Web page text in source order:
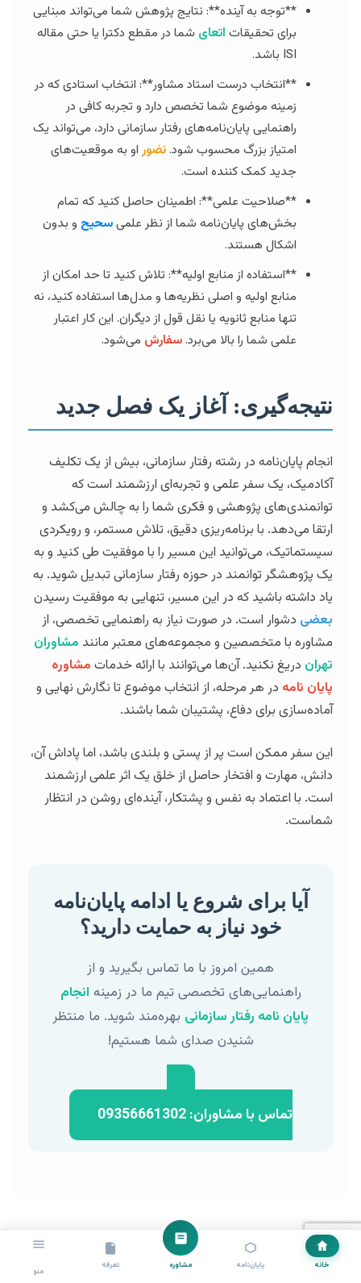
خانه پایان‌نامه مشاوره تعرفه
منو
**توجه به آینده**: نتایج پژوهش شما می‌تواند مبنایی
برای تحقیقات اتعای شما در مقطع دکترا یا حتی مقاله
ISI باشد.
**انتخاب درست استاد مشاور**: انتخاب استادی که در
زمینه موضوع شما تخصص دارد و تجربه کافی در
راهنمایی پایان‌نامه‌های رفتار سازمانی دارد، می‌تواند یک
امتیاز بزرگ محسوب شود.نضور او به موقعیت‌های
جدید کمک کننده است.
**صلاحیت علمی**: اطمینان حاصل کنید که تمام
بخش‌های پایان‌نامه شما از نظر علمیسحیح و بدون
اشکال هستند.
**استفاده از منابع اولیه**: تلاش کنید تا حد امکان از
منابع اولیه و اصلی نظریه‌ها و مدل‌ها استفاده کنید، نه
تنها منابع ثانویه یا نقل قول از دیگران. این کار اعتبار
علمی شما را بالا می‌برد.سفارش می‌شود.
نتیجه‌گیری: آغاز یک فصل جدید
انجام پایان‌نامه در رشته رفتار سازمانی، بیش از یک تکلیف
آکادمیک، یک سفر علمی و تجربه‌ای ارزشمند است که
توانمندی‌های پژوهشی و فکری شما را به چالش می‌کشد و
ارتقا می‌دهد. با برنامه‌ریزی دقیق، تلاش مستمر، و رویکردی
سیستماتیک، می‌توانید این مسیر را با موفقیت طی کنید و به
یک پژوهشگر توانمند در حوزه رفتار سازمانی تبدیل شوید. به
یاد داشته باشید که در این مسیر، تنهایی به موفقیت رسیدن
بعضی دشوار است. در صورت نیاز به راهنمایی تخصصی، از
مشاوره با متخصصین و مجموعه‌های معتبر مانند مشاوران
تهران دریغ نکنید. آن‌ها می‌توانند با ارائه خدماتمشاوره
پایان نامه در هر مرحله، از انتخاب موضوع تا نگارش نهایی و
آماده‌سازی برای دفاع، پشتیبان شما باشند.
این سفر ممکن است پر از پستی و بلندی باشد، اما پاداش آن،
دانش، مهارت و افتخار حاصل از خلق یک اثر علمی ارزشمند
است. با اعتماد به نفس و پشتکار، آینده‌ای روشن در انتظار
شماست.
آیا برای شروع یا ادامه پایان‌نامه
خود نیاز به حمایت دارید؟
همین امروز با ما تماس بگیرید و از
راهنمایی‌های تخصصی تیم ما در زمینه انجام
پایان نامه رفتار سازمانی بهره‌مند شوید. ما منتظر
شنیدن صدای شما هستیم!
تماس با مشاوران: 09356661302